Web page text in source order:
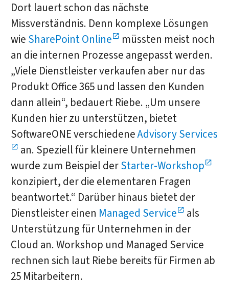
Dort lauert schon das nächste
Missverständnis. Denn komplexe Lösungen
wie SharePoint Online
müssten meist noch
an die internen Prozesse angepasst werden.
„Viele Dienstleister verkaufen aber nur das
Produkt Office 365 und lassen den Kunden
dann allein“, bedauert Riebe. „Um unsere
Kunden hier zu unterstützen, bietet
SoftwareONE verschiedeneAdvisory Services
an. Speziell für kleinere Unternehmen
wurde zum Beispiel derStarter-Workshop
konzipiert, der die elementaren Fragen
beantwortet.“ Darüber hinaus bietet der
Dienstleister einen Managed Service
als
Unterstützung für Unternehmen in der
Cloud an. Workshop und Managed Service
rechnen sich laut Riebe bereits für Firmen ab
25 Mitarbeitern.